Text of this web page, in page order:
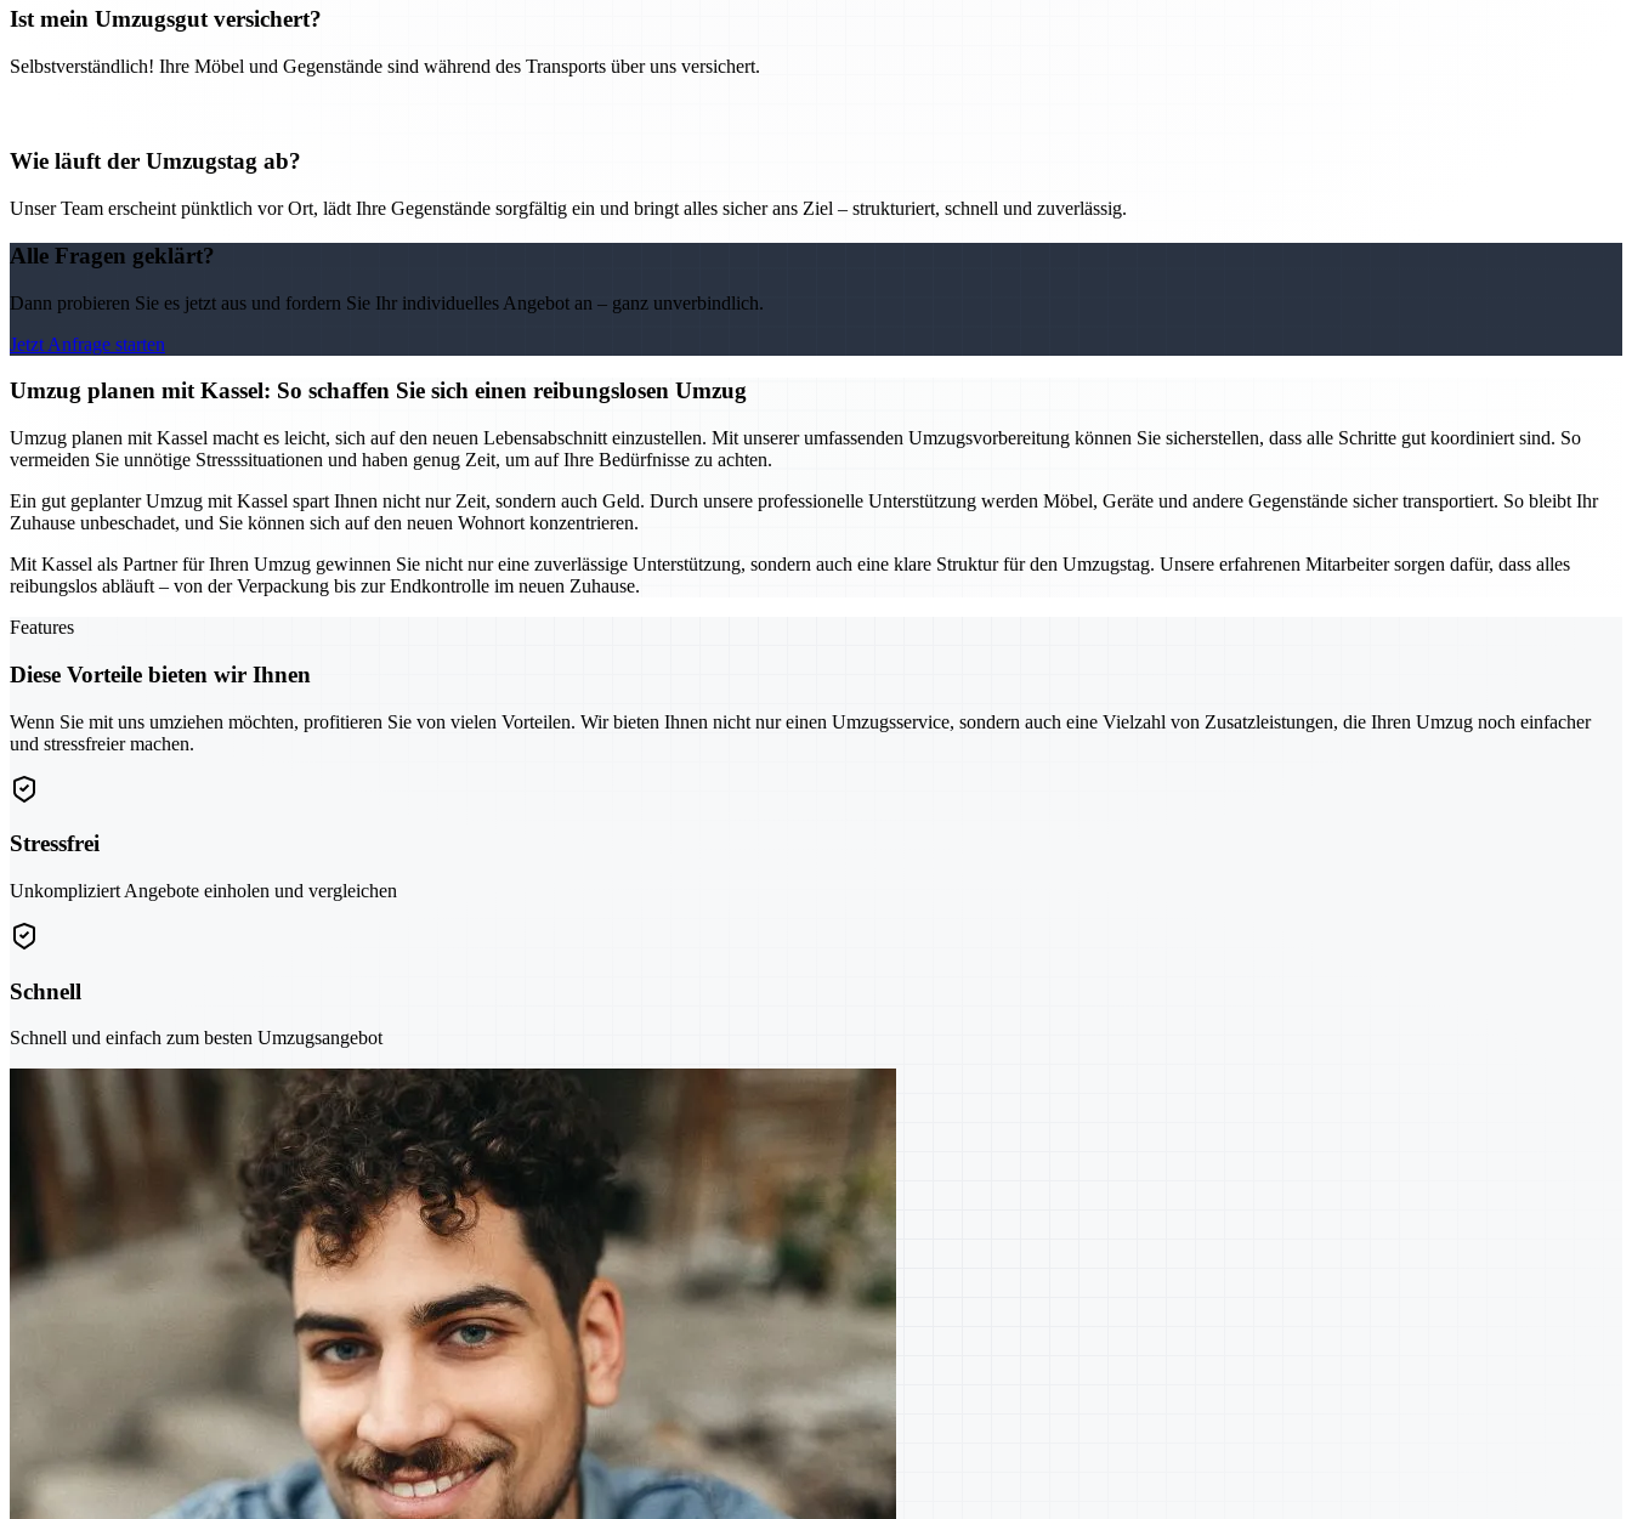
Ist mein Umzugsgut versichert?
Selbstverständlich! Ihre Möbel und Gegenstände sind während des Transports über uns versichert.
Wie läuft der Umzugstag ab?
Unser Team erscheint pünktlich vor Ort, lädt Ihre Gegenstände sorgfältig ein und bringt alles sicher ans Ziel – strukturiert, schnell und zuverlässig.
Alle Fragen geklärt?
Dann probieren Sie es jetzt aus und fordern Sie Ihr individuelles Angebot an – ganz unverbindlich.
Jetzt Anfrage starten
Umzug planen mit Kassel: So schaffen Sie sich einen reibungslosen Umzug
Umzug planen mit Kassel macht es leicht, sich auf den neuen Lebensabschnitt einzustellen. Mit unserer umfassenden Umzugsvorbereitung können Sie sicherstellen, dass alle Schritte gut koordiniert sind. So
vermeiden Sie unnötige Stresssituationen und haben genug Zeit, um auf Ihre Bedürfnisse zu achten.
Ein gut geplanter Umzug mit Kassel spart Ihnen nicht nur Zeit, sondern auch Geld. Durch unsere professionelle Unterstützung werden Möbel, Geräte und andere Gegenstände sicher transportiert. So bleibt Ihr
Zuhause unbeschadet, und Sie können sich auf den neuen Wohnort konzentrieren.
Mit Kassel als Partner für Ihren Umzug gewinnen Sie nicht nur eine zuverlässige Unterstützung, sondern auch eine klare Struktur für den Umzugstag. Unsere erfahrenen Mitarbeiter sorgen dafür, dass alles
reibungslos abläuft – von der Verpackung bis zur Endkontrolle im neuen Zuhause.
Features
Diese Vorteile bieten wir Ihnen
Wenn Sie mit uns umziehen möchten, profitieren Sie von vielen Vorteilen. Wir bieten Ihnen nicht nur einen Umzugsservice, sondern auch eine Vielzahl von Zusatzleistungen, die Ihren Umzug noch einfacher
und stressfreier machen.
Stressfrei
Unkompliziert Angebote einholen und vergleichen
Schnell
Schnell und einfach zum besten Umzugsangebot